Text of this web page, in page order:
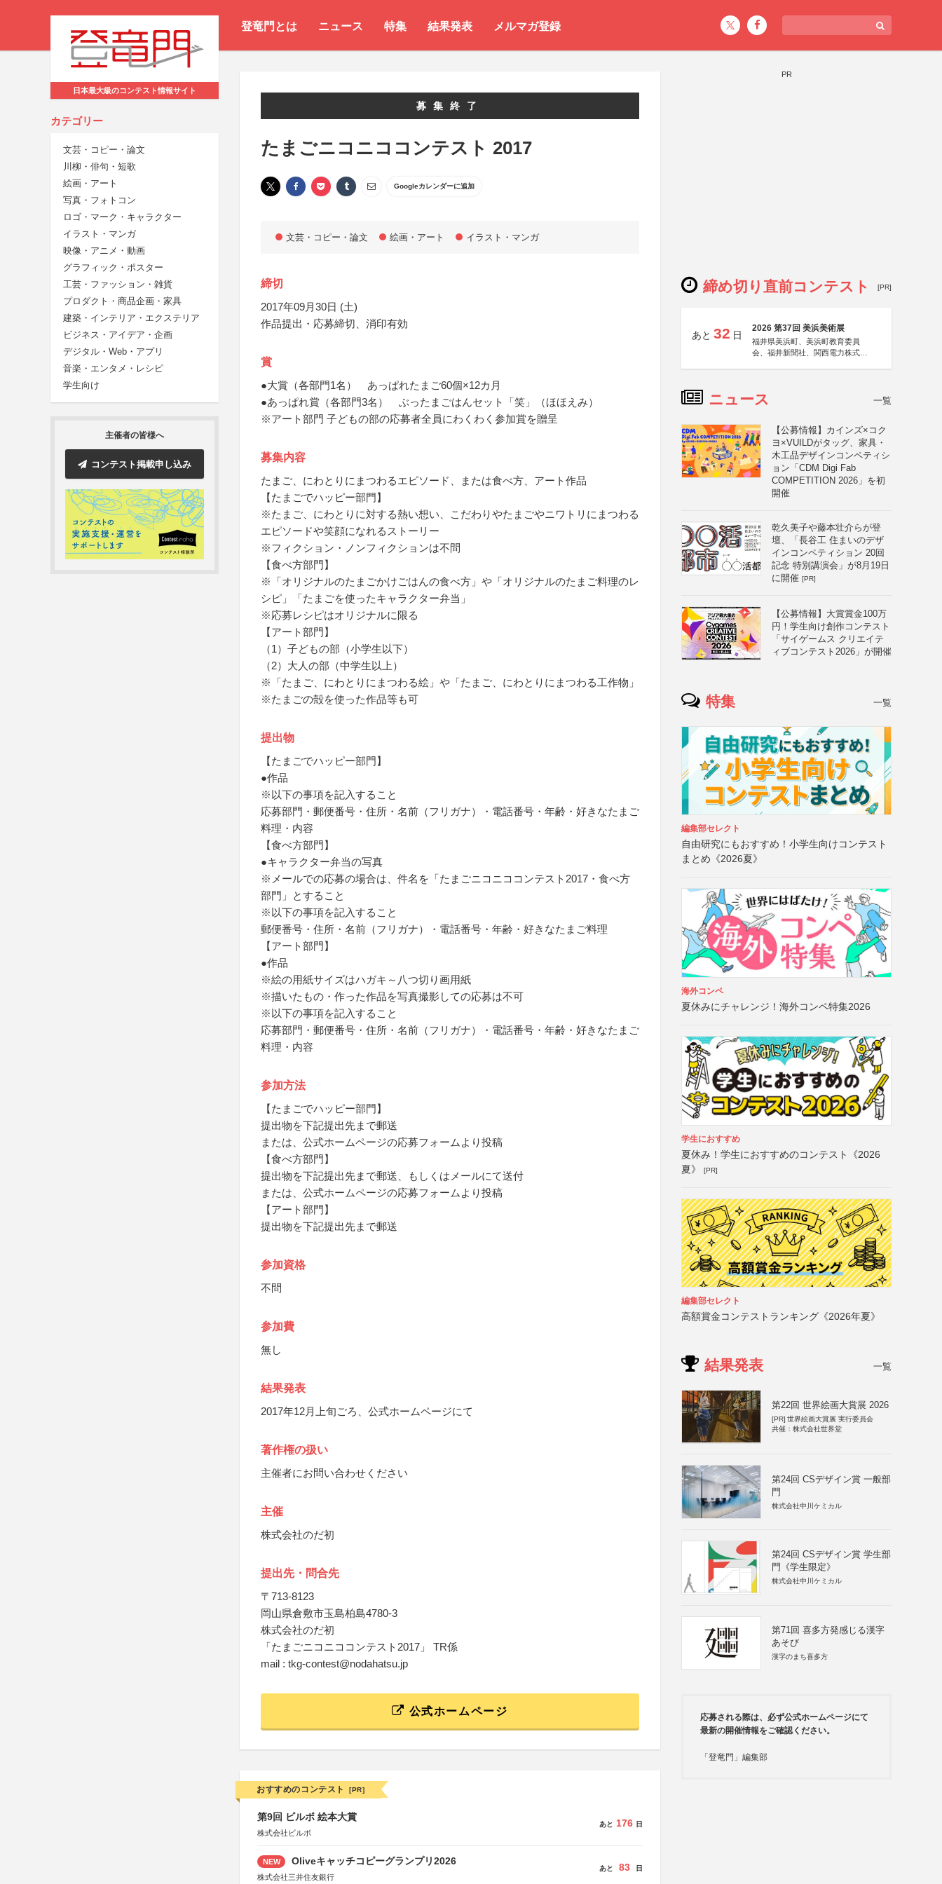
登竜門とは ニュース 特集 結果発表 メルマガ登録
日本最大級のコンテスト情報サイト
カテゴリー
文芸・コピー・論文
川柳・俳句・短歌
絵画・アート
写真・フォトコン
ロゴ・マーク・キャラクター
イラスト・マンガ
映像・アニメ・動画
グラフィック・ポスター
工芸・ファッション・雑貨
プロダクト・商品企画・家具
建築・インテリア・エクステリア
ビジネス・アイデア・企画
デジタル・Web・アプリ
音楽・エンタメ・レシピ
学生向け
主催者の皆様へ
コンテスト掲載申し込み
募集終了
たまごニコニココンテスト 2017
Googleカレンダーに追加
文芸・コピー・論文 絵画・アート イラスト・マンガ
締切
2017年09月30日 (土)
作品提出・応募締切、消印有効
賞
●大賞（各部門1名） あっぱれたまご60個×12カ月
●あっぱれ賞（各部門3名） ぶったまごはんセット「笑」（ほほえみ）
※アート部門 子どもの部の応募者全員にわくわく参加賞を贈呈
募集内容
たまご、にわとりにまつわるエピソード、または食べ方、アート作品
【たまごでハッピー部門】
※たまご、にわとりに対する熱い想い、こだわりやたまごやニワトリにまつわる
エピソードや笑顔になれるストーリー
※フィクション・ノンフィクションは不問
【食べ方部門】
※「オリジナルのたまごかけごはんの食べ方」や「オリジナルのたまご料理のレ
シピ」「たまごを使ったキャラクター弁当」
※応募レシピはオリジナルに限る
【アート部門】
（1）子どもの部（小学生以下）
（2）大人の部（中学生以上）
※「たまご、にわとりにまつわる絵」や「たまご、にわとりにまつわる工作物」
※たまごの殻を使った作品等も可
提出物
【たまごでハッピー部門】
●作品
※以下の事項を記入すること
応募部門・郵便番号・住所・名前（フリガナ）・電話番号・年齢・好きなたまご
料理・内容
【食べ方部門】
●キャラクター弁当の写真
※メールでの応募の場合は、件名を「たまごニコニココンテスト2017・食べ方
部門」とすること
※以下の事項を記入すること
郵便番号・住所・名前（フリガナ）・電話番号・年齢・好きなたまご料理
【アート部門】
●作品
※絵の用紙サイズはハガキ～八つ切り画用紙
※描いたもの・作った作品を写真撮影しての応募は不可
※以下の事項を記入すること
応募部門・郵便番号・住所・名前（フリガナ）・電話番号・年齢・好きなたまご
料理・内容
参加方法
【たまごでハッピー部門】
提出物を下記提出先まで郵送
または、公式ホームページの応募フォームより投稿
【食べ方部門】
提出物を下記提出先まで郵送、もしくはメールにて送付
または、公式ホームページの応募フォームより投稿
【アート部門】
提出物を下記提出先まで郵送
参加資格
不問
参加費
無し
結果発表
2017年12月上旬ごろ、公式ホームページにて
著作権の扱い
主催者にお問い合わせください
主催
株式会社のだ初
提出先・問合先
〒713-8123
岡山県倉敷市玉島柏島4780-3
株式会社のだ初
「たまごニコニココンテスト2017」 TR係
mail : tkg-contest@nodahatsu.jp
公式ホームページ
おすすめのコンテスト [PR]
第9回 ビルボ 絵本大賞
株式会社ビルボ
あと 176 日
NEW Oliveキャッチコピーグランプリ2026
株式会社三井住友銀行
あと 83 日
PR
締め切り直前コンテスト [PR]
あと 32 日
2026 第37回 美浜美術展
福井県美浜町、美浜町教育委員
会、福井新聞社、関西電力株式会
ニュース 一覧
【公募情報】カインズ×コク
ヨ×VUILDがタッグ、家具・
木工品デザインコンペティシ
ョン「CDM Digi Fab
COMPETITION 2026」を初
開催
乾久美子や藤本壮介らが登
壇、「長谷工 住まいのデザ
インコンペティション 20回
記念 特別講演会」が8月19日
に開催 [PR]
【公募情報】大賞賞金100万
円！学生向け創作コンテスト
「サイゲームス クリエイテ
ィブコンテスト2026」が開催
特集 一覧
編集部セレクト
自由研究にもおすすめ！小学生向けコンテスト
まとめ《2026夏》
海外コンペ
夏休みにチャレンジ！海外コンペ特集2026
学生におすすめ
夏休み！学生におすすめのコンテスト《2026
夏》
[PR]
編集部セレクト
高額賞金コンテストランキング《2026年夏》
結果発表 一覧
第22回 世界絵画大賞展 2026
[PR] 世界絵画大賞展 実行委員会
共催：株式会社世界堂
第24回 CSデザイン賞 一般部
門
株式会社中川ケミカル
第24回 CSデザイン賞 学生部
門《学生限定》
株式会社中川ケミカル
第71回 喜多方発感じる漢字
あそび
漢字のまち喜多方
応募される際は、必ず公式ホームページにて
最新の開催情報をご確認ください。
「登竜門」編集部